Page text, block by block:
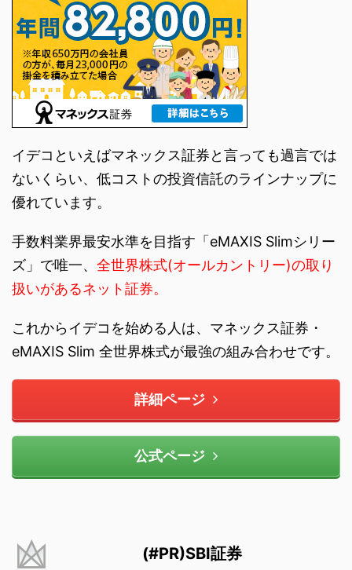
イデコといえばマネックス証券と言っても過言では
ないくらい、低コストの投資信託のラインナップに
優れています。
手数料業界最安水準を目指す「eMAXIS Slimシリー
ズ」で唯一、 全世界株式(オールカントリー)の取り
扱いがあるネット証券。
これからイデコを始める人は、マネックス証券・
eMAXIS Slim 全世界株式が最強の組み合わせです。
詳細ページ
公式ページ
(#PR)SBI証券